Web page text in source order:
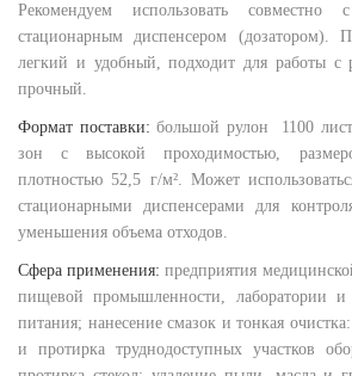
Рекомендуем использовать
стационарным диспенсером (дозатором).
легкий и удобный, подходит для работы с
прочный.
Формат поставки: большой рулон 1100
зон с высокой проходимостью,
плотностью 52,5 г/м². Может
стационарными диспенсерами для
уменьшения объема отходов.
Сфера применения: предприятия
пищевой промышленности, лаборатории и
питания; нанесение смазок и тонкая
и протирка труднодоступных участков